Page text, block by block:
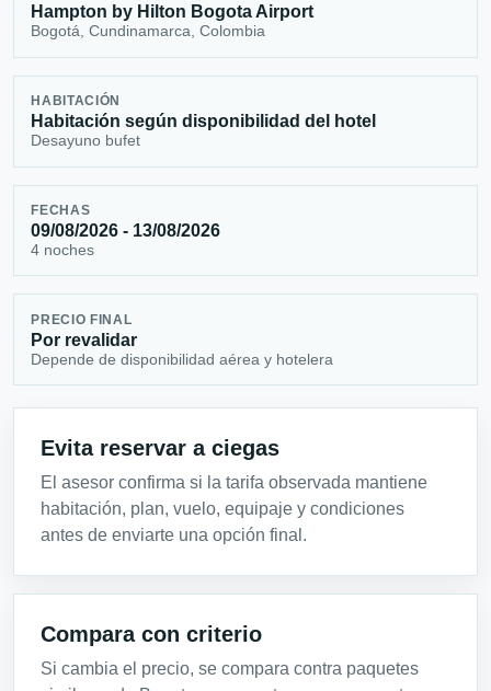
Hampton by Hilton Bogota Airport
Bogotá, Cundinamarca, Colombia
HABITACIÓN
Habitación según disponibilidad del hotel
Desayuno bufet
FECHAS
09/08/2026 - 13/08/2026
4 noches
PRECIO FINAL
Por revalidar
Depende de disponibilidad aérea y hotelera
Evita reservar a ciegas
El asesor confirma si la tarifa observada mantiene
habitación, plan, vuelo, equipaje y condiciones
antes de enviarte una opción final.
Compara con criterio
Si cambia el precio, se compara contra paquetes